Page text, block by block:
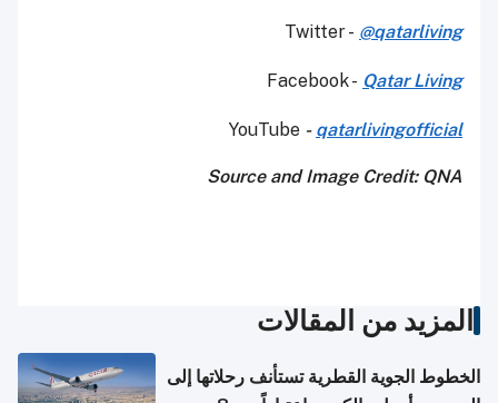
Twitter - @qatarliving
Facebook - Qatar Living
YouTube - qatarlivingofficial
Source and Image Credit: QNA
المزيد من المقالات
الخطوط الجوية القطرية تستأنف رحلاتها إلى